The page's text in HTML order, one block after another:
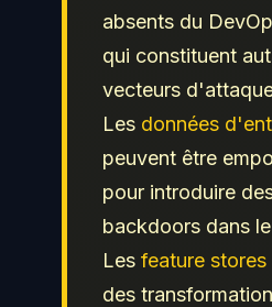
absents du
qui constituent
vecteurs
Les données
peuvent être
pour introduire
backdoors dans
Les feature stores
des